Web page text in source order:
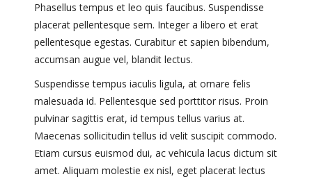
Phasellus tempus et leo quis faucibus. Suspendisse
placerat pellentesque sem. Integer a libero et erat
pellentesque egestas. Curabitur et sapien bibendum,
accumsan augue vel, blandit lectus.
Suspendisse tempus iaculis ligula, at ornare felis
malesuada id. Pellentesque sed porttitor risus. Proin
pulvinar sagittis erat, id tempus tellus varius at.
Maecenas sollicitudin tellus id velit suscipit commodo.
Etiam cursus euismod dui, ac vehicula lacus dictum sit
amet. Aliquam molestie ex nisl, eget placerat lectus